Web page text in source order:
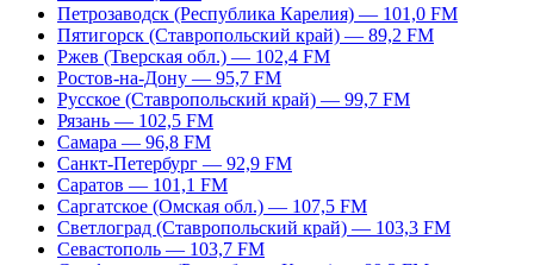
Петрозаводск (Республика Карелия) — 101,0 FM
Пятигорск (Ставропольский край) — 89,2 FM
Ржев (Тверская обл.) — 102,4 FM
Ростов-на-Дону — 95,7 FM
Русское (Ставропольский край) — 99,7 FM
Рязань — 102,5 FM
Самара — 96,8 FM
Санкт-Петербург — 92,9 FM
Саратов — 101,1 FM
Саргатское (Омская обл.) — 107,5 FM
Светлоград (Ставропольский край) — 103,3 FM
Севастополь — 103,7 FM